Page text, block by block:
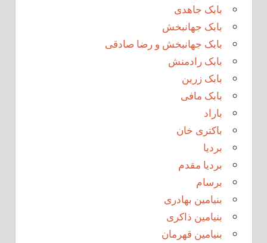
بابک جاهدی
بابک جهانبخش
بابک جهانبخش و رضا صادقی
بابک رادمنش
بابک زرین
بابک مافی
باراد
باکتری خان
بردیا
بردیا مقدم
برسام
بنیامین بهادری
بنیامین ذاکری
بنیامین قهرمان